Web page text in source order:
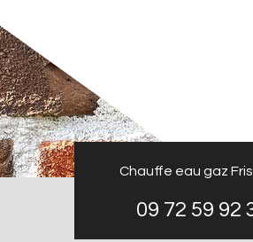
Chauffe eau gaz
09 72 59 92